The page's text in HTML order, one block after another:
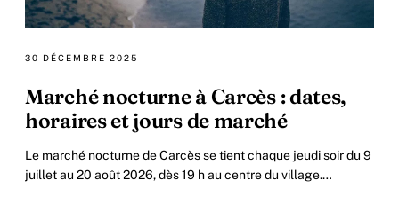
30 DÉCEMBRE 2025
Marché nocturne à Carcès : dates,
horaires et jours de marché
Le marché nocturne de Carcès se tient chaque jeudi soir du 9
juillet au 20 août 2026, dès 19 h au centre du village.